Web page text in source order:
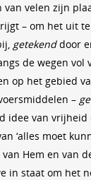
van velen zijn
– om het uit
getekenddoor
de wegen vol
op het gebied
–
idee van vrijheid
‘alles moet
Hem en van
in staat om het